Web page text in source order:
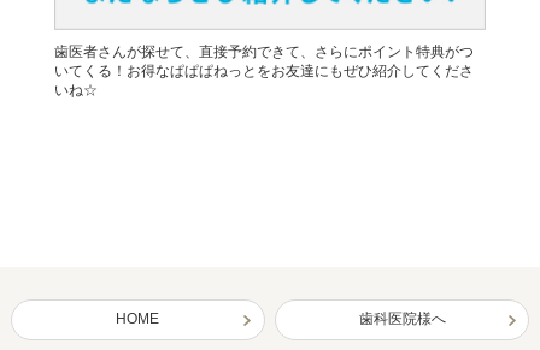
歯医者さんが探せて、直接予約できて、さらにポイント特典がつ
いてくる！お得なぱぱぱねっとをお友達にもぜひ紹介してくださ
いね☆
HOME 歯科医院様へ